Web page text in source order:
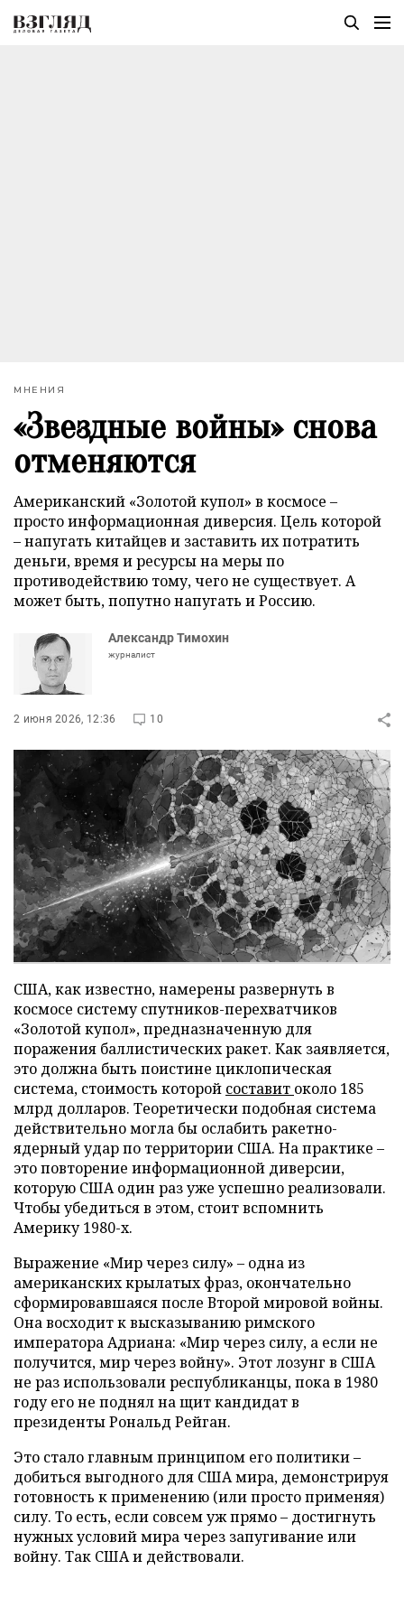
МНЕНИЯ
«Звездные войны» снова
отменяются
Американский «Золотой купол» в космосе –
просто информационная диверсия. Цель которой
– напугать китайцев и заставить их потратить
деньги, время и ресурсы на меры по
противодействию тому, чего не существует. А
может быть, попутно напугать и Россию.
Александр Тимохин
журналист
2 июня 2026, 12:36 10
США, как известно, намерены развернуть в
космосе систему спутников-перехватчиков
«Золотой купол», предназначенную для
поражения баллистических ракет. Как заявляется,
это должна быть поистине циклопическая
система, стоимость которой составит около 185
млрд долларов. Теоретически подобная система
действительно могла бы ослабить ракетно-
ядерный удар по территории США. На практике –
это повторение информационной диверсии,
которую США один раз уже успешно реализовали.
Чтобы убедиться в этом, стоит вспомнить
Америку 1980-х.
Выражение «Мир через силу» – одна из
американских крылатых фраз, окончательно
сформировавшаяся после Второй мировой войны.
Она восходит к высказыванию римского
императора Адриана: «Мир через силу, а если не
получится, мир через войну». Этот лозунг в США
не раз использовали республиканцы, пока в 1980
году его не поднял на щит кандидат в
президенты Рональд Рейган.
Это стало главным принципом его политики –
добиться выгодного для США мира, демонстрируя
готовность к применению (или просто применяя)
силу. То есть, если совсем уж прямо – достигнуть
нужных условий мира через запугивание или
войну. Так США и действовали.